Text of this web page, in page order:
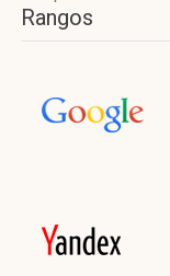
Rangos